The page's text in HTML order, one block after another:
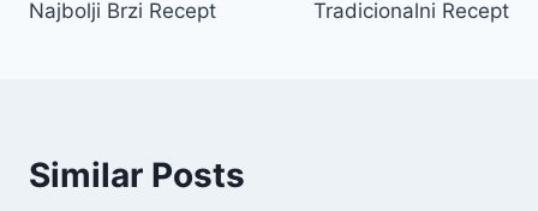
Najbolji Brzi Recept
Tradicionalni Recept
Similar Posts